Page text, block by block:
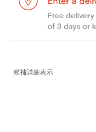
候補詳細表示